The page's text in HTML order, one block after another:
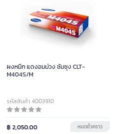
ผงหมึก แดงอมม่วง ซัมซุง CLT-
M404S/M
รหัสสินค้า 4003910
฿ 2,050.00 หมดชั่วคราว